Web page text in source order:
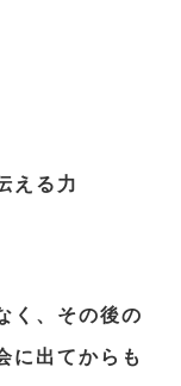
える力
く、その後の
に出てからも